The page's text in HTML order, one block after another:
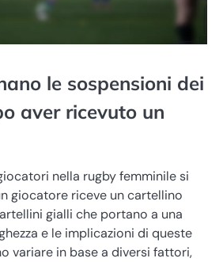
le sospensioni dei
aver ricevuto un
nella rugby femminile si
giocatore riceve un cartellino
gialli che portano a una
e le implicazioni di queste
variare in base a diversi fattori,